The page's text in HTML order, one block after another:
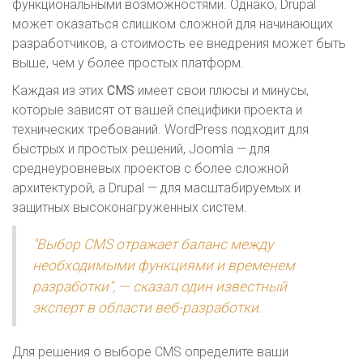
функциональными возможностями. Однако, Drupal
может оказаться слишком сложной для начинающих
разработчиков, а стоимость ее внедрения может быть
выше, чем у более простых платформ.
Каждая из этих CMS имеет свои плюсы и минусы,
которые зависят от вашей специфики проекта и
технических требований. WordPress подходит для
быстрых и простых решений, Joomla — для
среднеуровневых проектов с более сложной
архитектурой, а Drupal — для масштабируемых и
защитных высоконагруженных систем.
"Выбор CMS отражает баланс между
необходимыми функциями и временем
разработки", — сказал один известный
эксперт в области веб-разработки.
Для решения о выборе CMS определите ваши